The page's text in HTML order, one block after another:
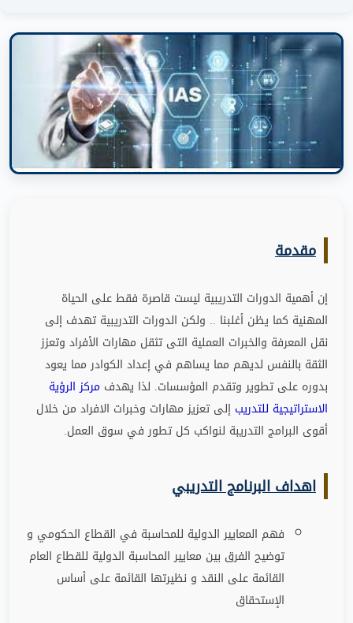
مقدمة
إن أهمية الدورات التدريبية ليست قاصرة فقط على الحياة
المهنية كما يظن أغلبنا .. ولكن الدورات التدريبية تهدف إلى
نقل المعرفة والخبرات العملية التى تثقل مهارات الأفراد وتعزز
الثقة بالنفس لديهم مما يساهم في إعداد الكوادر مما يعود
بدوره على تطوير وتقدم المؤسسات. لذا يهدف مركز الرؤية
الاستراتيجية للتدريب إلى تعزيز مهارات وخبرات الافراد من خلال
أقوى البرامج التدريبة لنواكب كل تطور في سوق العمل.
اهداف البرنامج التدريبي
فهم المعايير الدولية للمحاسبة في القطاع الحكومي و
توضيح الفرق بين معايير المحاسبة الدولية للقطاع العام
القائمة على النقد و نظيرتها القائمة على أساس
الإستحقاق